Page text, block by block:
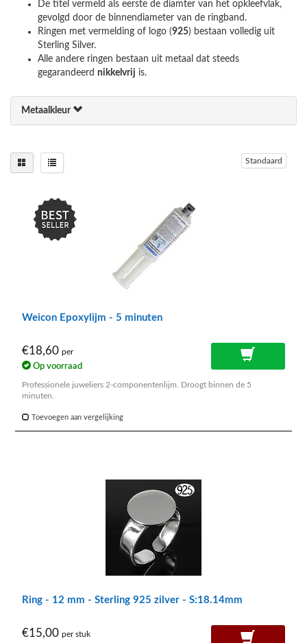
De titel vermeld als eerste de diamter van het opkleefvlak,
gevolgd door de binnendiameter van de ringband.
Ringen met vermelding of logo (925) bestaan volledig uit
Sterling Silver.
Alle andere ringen bestaan uit metaal dat steeds
gegarandeerd nikkelvrij is.
Metaalkleur
Standaard
Weicon Epoxylijm - 5 minuten
€18,60 per
Op voorraad
Professionele juweliers 2-componentenlijm. Droogt binnen de 5
minuten.
Toevoegen aan vergelijking
Ring - 12 mm - Sterling 925 zilver - S:18.14mm
€15,00 per stuk